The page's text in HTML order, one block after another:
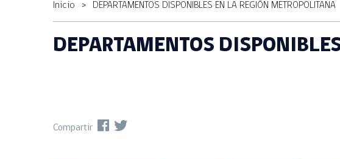
Inicio > DEPARTAMENTOS DISPONIBLES EN LA REGIÓN METROPOLITANA
DEPARTAMENTOS
Compartir